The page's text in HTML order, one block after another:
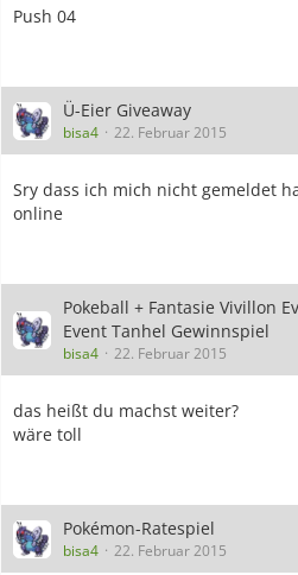
Push 04
Ü-Eier Giveaway
bisa4 22. Februar 2015
Sry dass ich mich nicht gemeldet
online
Pokeball + Fantasie Vivillon
Event Tanhel Gewinnspiel
bisa4 22. Februar 2015
das heißt du machst weiter?
wäre toll
Pokémon-Ratespiel
bisa4 22. Februar 2015